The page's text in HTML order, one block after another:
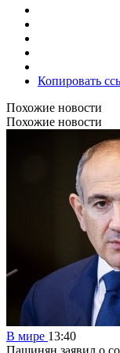
Копировать
Похожие новости
Похожие новости
В мире 13:40
Пашинян заявил о